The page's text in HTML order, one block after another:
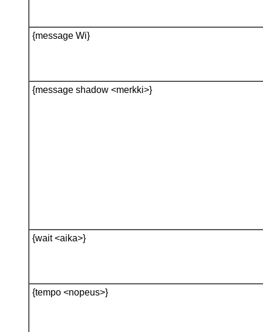
{message Wi}
{message shadow <merkki>}
{wait <aika>}
{tempo <nopeus>}